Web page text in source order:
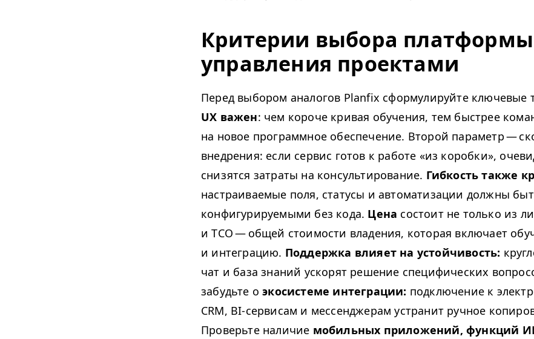
Критерии выбора
управления проектами
Перед выбором аналогов Planfix сформулируйте ключевые
UX важен: чем короче кривая обучения, тем быстрее
на новое программное обеспечение. Второй параметр —
внедрения: если сервис готов к работе «из коробки»,
снизятся затраты на консультирование. Гибкость также
настраиваемые поля, статусы и автоматизации должны
конфигурируемыми без кода. Цена состоит не только из
иTCO— общей стоимости владения, которая включает
и интеграцию. Поддержка влияет на устойчивость:
чат и база знаний ускорят решение специфических
забудьте оэкосистеме интеграции: подключение к
CRM, BI-сервисам и мессенджерам устранит ручное
Проверьте наличие мобильных приложений, функций